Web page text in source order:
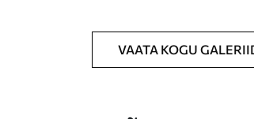
VAATA KOGU